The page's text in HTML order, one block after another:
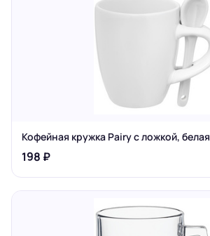
Кофейная кружка Pairy с ложкой, белая
198 ₽